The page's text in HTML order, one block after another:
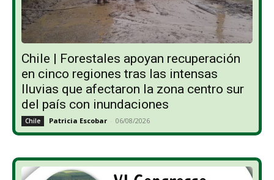
Chile | Forestales apoyan recuperación
en cinco regiones tras las intensas
lluvias que afectaron la zona centro sur
del país con inundaciones
Chile Patricia Escobar - 06/08/2026